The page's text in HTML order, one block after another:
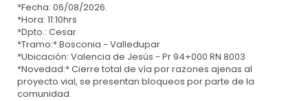
*Fecha: 06/08/2026.
*Hora: 11:10hrs
*Dpto.: Cesar
*Tramo:* Bosconia - Valledupar
*Ubicación: Valencia de Jesús - Pr 94+000 RN 8003
*Novedad:* Cierre total de vía por razones ajenas al
proyecto vial, se presentan bloqueos por parte de la
comunidad.